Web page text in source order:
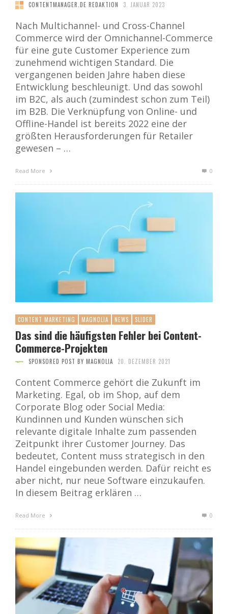
CONTENTMANAGER.DE REDAKTION 3. JANUAR 2023
Nach Multichannel- und Cross-Channel
Commerce wird der Omnichannel-Commerce
für eine gute Customer Experience zum
zunehmend wichtigen Standard. Die
vergangenen beiden Jahre haben diese
Entwicklung beschleunigt. Und das sowohl
im B2C, als auch (zumindest schon zum Teil)
im B2B. Die Verknüpfung von Online- und
Offline-Handel ist bereits 2022 eine der
größten Herausforderungen für Retailer
gewesen – …
Read More 0
CONTENT MARKETING MAGNOLIA NEWS SLIDER
Das sind die häufigsten Fehler bei Content-
Commerce-Projekten
SPONSORED POST BY MAGNOLIA 20. DEZEMBER 2021
Content Commerce gehört die Zukunft im
Marketing. Egal, ob im Shop, auf dem
Corporate Blog oder Social Media:
Kundinnen und Kunden wünschen sich
relevante digitale Inhalte zum passenden
Zeitpunkt ihrer Customer Journey. Das
bedeutet, Content muss strategisch in den
Handel eingebunden werden. Dafür reicht es
aber nicht, nur neue Software einzukaufen.
In diesem Beitrag erklären …
Read More 0